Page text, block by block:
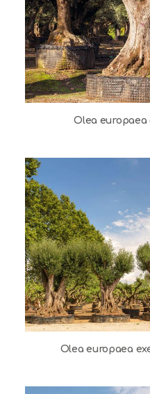
Olea europaea
Olea europaea